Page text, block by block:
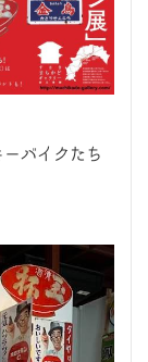
バイクたち